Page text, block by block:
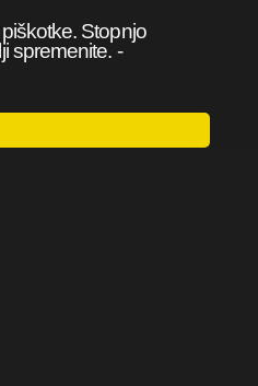
Stopnjo
spremenite. -